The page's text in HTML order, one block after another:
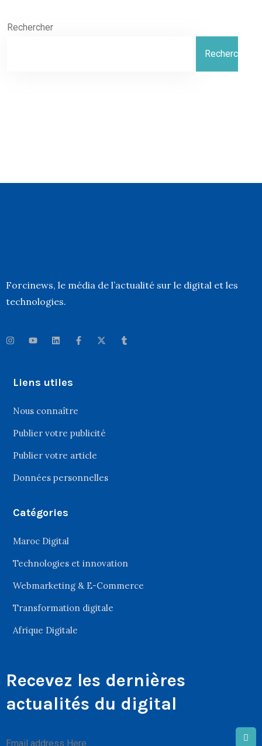
Rechercher
Rechercher
Forcinews, le média de l’actualité sur le digital et les
technologies.
Liens utiles
Nous connaître
Publier votre publicité
Publier votre article
Données personnelles
Catégories
Maroc Digital
Technologies et innovation
Webmarketing & E-Commerce
Transformation digitale
Afrique Digitale
Recevez les dernières
actualités du digital